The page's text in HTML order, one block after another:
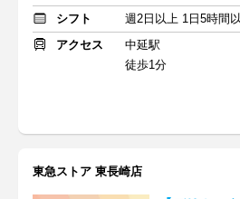
シフト
週2日以上 1日5時間
アクセス
中延駅
徒歩1分
東急ストア 東長崎店